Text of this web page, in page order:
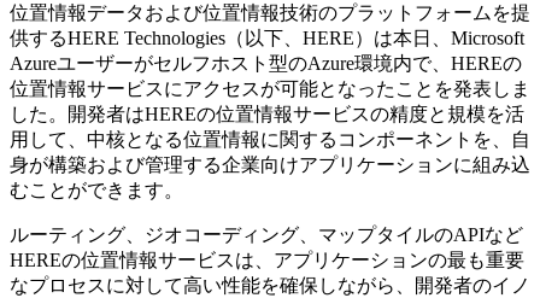
位置情報データおよび位置情報技術のプラットフォームを提
供するHERE Technologies（以下、HERE）は本日、Microsoft
Azureユーザーがセルフホスト型のAzure環境内で、HEREの
位置情報サービスにアクセスが可能となったことを発表しま
した。開発者はHEREの位置情報サービスの精度と規模を活
用して、中核となる位置情報に関するコンポーネントを、自
身が構築および管理する企業向けアプリケーションに組み込
むことができます。
ルーティング、ジオコーディング、マップタイルのAPIなど
HEREの位置情報サービスは、アプリケーションの最も重要
なプロセスに対して高い性能を確保しながら、開発者のイノ